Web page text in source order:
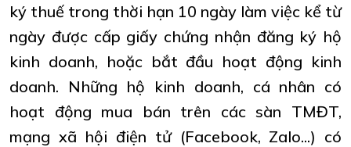
ký thuế trong thời hạn 10 ngày làm việc kể từ
ngày được cấp giấy chứng nhận đăng ký hộ
kinh doanh, hoặc bắt đầu hoạt động kinh
doanh. Những hộ kinh doanh, cá nhân có
hoạt động mua bán trên các sàn TMĐT,
mạng xã hội điện tử (Facebook, Zalo...) có